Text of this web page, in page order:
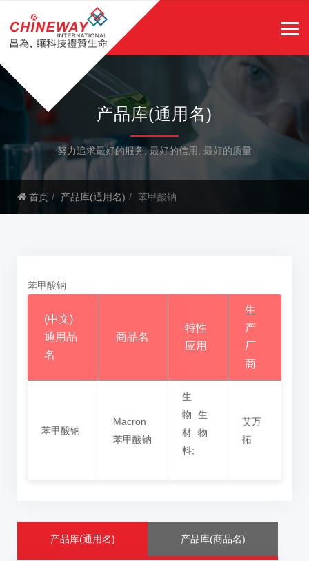
产品库(通用名)
努力追求最好的服务, 最好的信用, 最好的质量
首页 产品库(通用名) 苯甲酸钠
苯甲酸钠
(中文)
通用品
名
商品名
特性
应用
生
产
厂
商
苯甲酸钠
Macron
苯甲酸钠
生
物
材
料;
生
物
艾万
拓
产品库(通用名) 产品库(商品名)